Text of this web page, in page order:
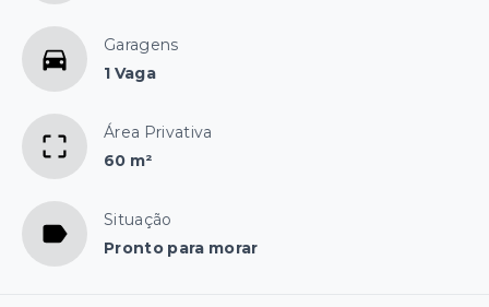
Garagens
1 Vaga
Área Privativa
60 m²
Situação
Pronto para morar